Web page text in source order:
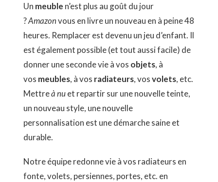
Un meuble n’est plus au goût du jour
?Amazonvous en livre un nouveau en à peine 48
heures. Remplacer est devenu un jeu d’enfant. Il
est également possible (et tout aussi facile) de
donner une seconde vie à vos objets, à
vos meubles, à vos radiateurs, vosvolets, etc.
Mettreà nuet repartir sur une nouvelle teinte,
un nouveau style, une nouvelle
personnalisation est une démarche saine et
durable.
Notre équipe redonne vie à vos radiateurs en
fonte, volets, persiennes, portes, etc. en